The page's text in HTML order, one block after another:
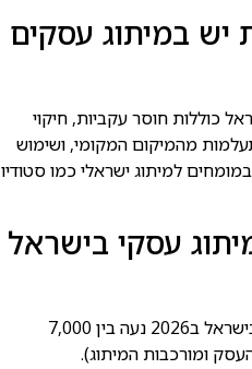
יש במיתוג עסקים
כוללות חוסר עקביות, חיקוי
מהמיקום המקומי, ושימוש
למיתוג ישראלי כמו סטודיו
עסקי בישראל
על פי הערכות, עלות מיתוג עסקי בישראל ב2026 נעה בין 7,000